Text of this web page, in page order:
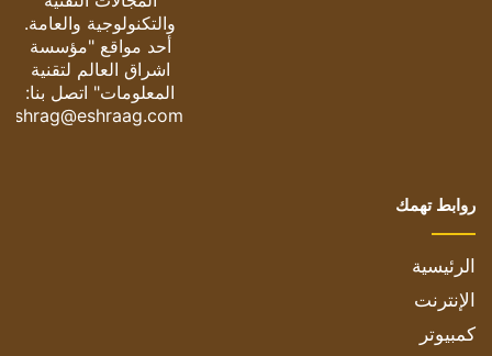
والتكنولوجية والعامة.
أحد مواقع "مؤسسة
اشراق العالم لتقنية
المعلومات" اتصل بنا:
eshrag@eshraag.com
روابط تهمك
الرئيسية
الإنترنت
كمبيوتر